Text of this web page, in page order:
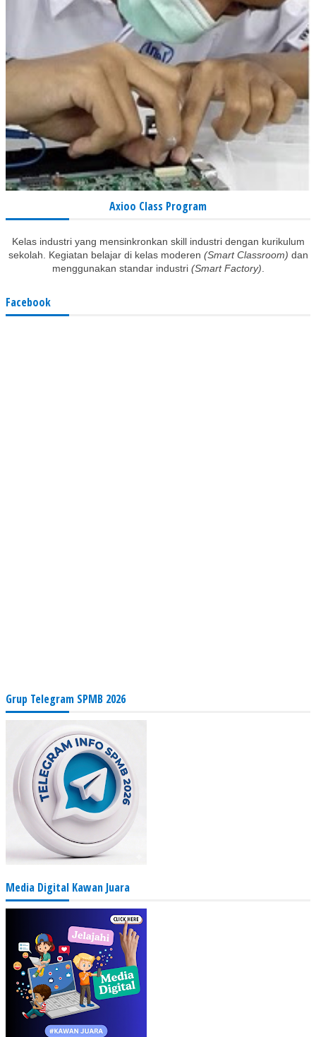
Axioo Class Program
Kelas industri yang mensinkronkan skill industri dengan kurikulum
sekolah. Kegiatan belajar di kelas moderen (Smart Classroom) dan
menggunakan standar industri (Smart Factory).
Facebook
Grup Telegram SPMB 2026
Media Digital Kawan Juara